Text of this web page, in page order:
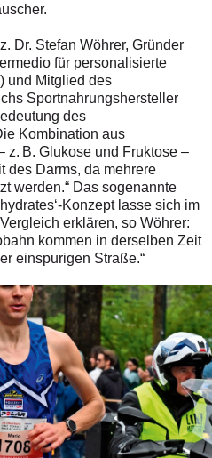
Dr. Stefan Wöhrer, Gründer
für personalisierte
und Mitglied des
Sportnahrungshersteller
des
Kombination aus
z. B. Glukose und Fruktose –
des Darms, da mehrere
werden.“ Das sogenannte
Konzept lasse sich im
erklären, so Wöhrer:
kommen in derselben Zeit
einspurigen Straße.“